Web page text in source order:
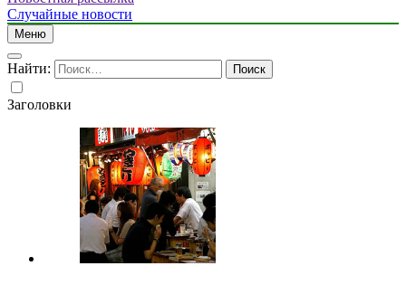
Случайные новости
Меню
Найти:
Заголовки